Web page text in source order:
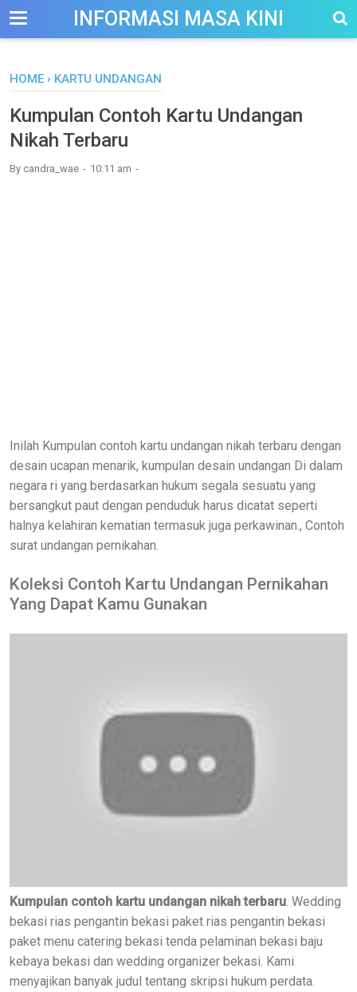
--> INFORMASI MASA KINI
HOME › KARTU UNDANGAN
Kumpulan Contoh Kartu Undangan
Nikah Terbaru
By candra_wae 10:11 am
Inilah Kumpulan contoh kartu undangan nikah terbaru dengan
desain ucapan menarik, kumpulan desain undangan Di dalam
negara ri yang berdasarkan hukum segala sesuatu yang
bersangkut paut dengan penduduk harus dicatat seperti
halnya kelahiran kematian termasuk juga perkawinan., Contoh
surat undangan pernikahan.
Koleksi Contoh Kartu Undangan Pernikahan
Yang Dapat Kamu Gunakan
Kumpulan contoh kartu undangan nikah terbaru. Wedding
bekasi rias pengantin bekasi paket rias pengantin bekasi
paket menu catering bekasi tenda pelaminan bekasi baju
kebaya bekasi dan wedding organizer bekasi. Kami
menyajikan banyak judul tentang skripsi hukum perdata.